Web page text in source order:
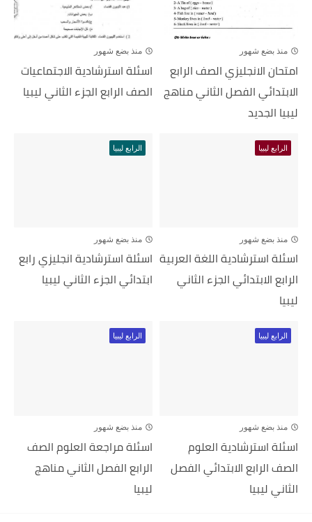
منذ بضع شهور
امتحان الانجليزي الصف الرابع
الابتدائي الفصل الثاني مناهج
ليبيا الجديد
منذ بضع شهور
اسئلة استرشادية الاجتماعيات
الصف الرابع الجزء الثاني ليبيا
الرابع ليبيا
منذ بضع شهور
اسئلة استرشادية اللغة العربية
الرابع الابتدائي الجزء الثاني
ليبيا
الرابع ليبيا
منذ بضع شهور
اسئلة استرشادية انجليزي رابع
ابتدائي الجزء الثاني ليبيا
الرابع ليبيا
منذ بضع شهور
اسئلة استرشادية العلوم
الصف الرابع الابتدائي الفصل
الثاني ليبيا
الرابع ليبيا
منذ بضع شهور
اسئلة مراجعة العلوم الصف
الرابع الفصل الثاني مناهج
ليبيا